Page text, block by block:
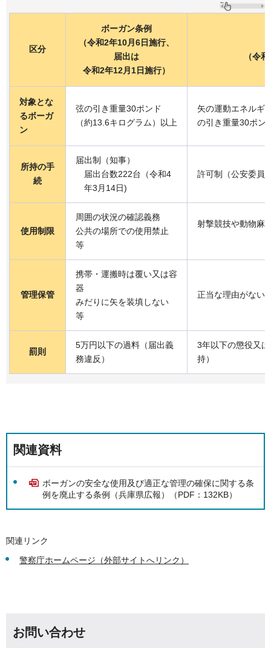
区分
ボーガン条例
（令和2年10月6日施行、
届出は
令和2年12月1日施行）
（令
対象とな
るボーガ
ン
弦の引き重量30ポンド
（約13.6キログラム）以上
矢の運動エネルギ
の引き重量30ポン
所持の手
続
届出制（知事）
届出台数222台（令和4
年3月14日)
許可制（公安委員
使用制限
周囲の状況の確認義務
公共の場所での使用禁止
等
射撃競技や動物麻
管理保管
携帯・運搬時は覆い又は容
器
みだりに矢を装填しない
等
正当な理由がない
罰則
5万円以下の過料（届出義
務違反）
3年以下の懲役又
持）
関連資料
ボーガンの安全な使用及び適正な管理の確保に関する条
例を廃止する条例（兵庫県広報）（PDF：132KB）
関連リンク
警察庁ホームページ（外部サイトへリンク）
お問い合わせ